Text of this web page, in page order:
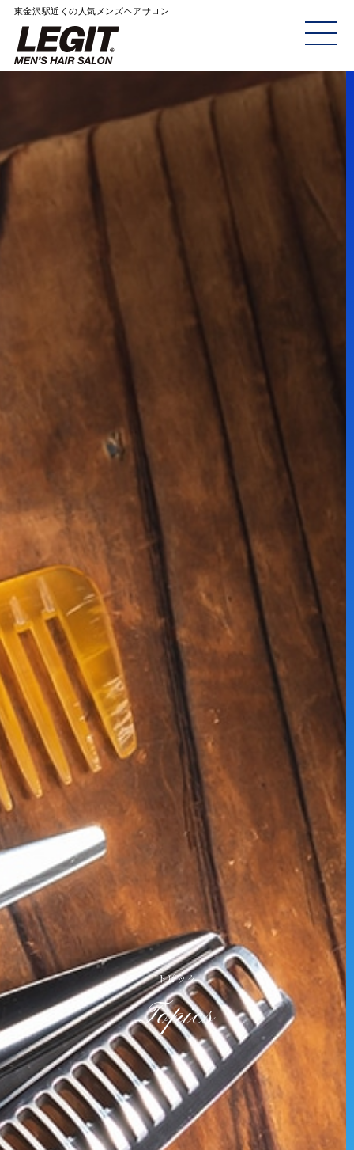
東金沢駅近くの人気メンズヘアサロン
ME
トピック
Topics